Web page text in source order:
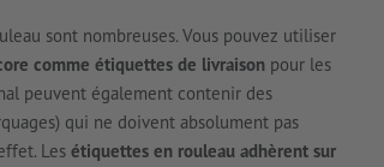
sont nombreuses. Vous pouvez utiliser
comme étiquettes de livraison pour les
peuvent également contenir des
qui ne doivent absolument pas
Les étiquettes en rouleau adhèrent sur